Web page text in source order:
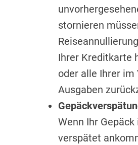
stornieren
Ihrer Kreditkarte
oder alle Ihrer im
Ausgaben
Wenn Ihr
verspätet